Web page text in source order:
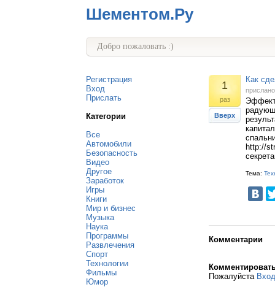
Шементом.Ру
Добро пожаловать :)
Регистрация
Вход
Прислать
Категории
Все
Автомобили
Безопасность
Видео
Другое
Заработок
Игры
Книги
Мир и бизнес
Музыка
Наука
Программы
Развлечения
Спорт
Технологии
Фильмы
Юмор
1
раз
Вверх
Как
http://
Тема:
Комментарии
Пожалуйста Вход